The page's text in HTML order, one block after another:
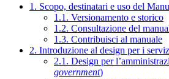
1. Scopo, destinatari e uso del
1.1. Versionamento e storico
1.2. Consultazione del
1.3. Contribuisci al manuale
2. Introduzione al design per i
2.1. Design per
government)